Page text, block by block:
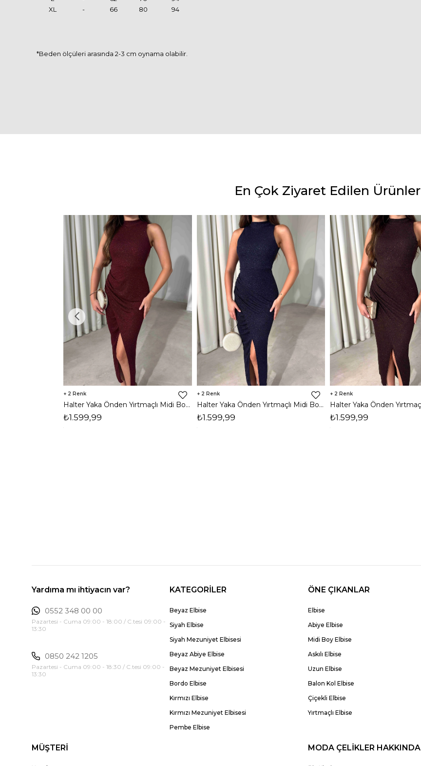
XL
- 66 80 94
*Beden ölçüleri arasında 2-3 cm oynama olabilir.
En Çok Ziyaret Edilen Ürünler
2
Halter Yaka Önden Yırtmaçlı Midi Boy Bordo Hasre Kadın Elbise 26Y502
₺1.599,99
2
Halter Yaka Önden Yırtmaçlı Midi Boy Lacivert Hasre Kadın Elbise 26Y502
₺1.599,99
2
₺1.599,99
Yardıma mı ihtiyacın var?
0552 348 00 00
Pazartesi - Cuma 09:00 - 18:00 / C.tesi 09:00 -
13:30
0850 242 1205
Pazartesi - Cuma 09:00 - 18:30 / C.tesi 09:00 -
13:30
KATEGORİLER
Beyaz Elbise
Siyah Elbise
Siyah Mezuniyet Elbisesi
Beyaz Abiye Elbise
Beyaz Mezuniyet Elbisesi
Bordo Elbise
Kırmızı Elbise
Kırmızı Mezuniyet Elbisesi
Pembe Elbise
ÖNE ÇIKANLAR
Elbise
Abiye Elbise
Midi Boy Elbise
Askılı Elbise
Uzun Elbise
Balon Kol Elbise
Çiçekli Elbise
Yırtmaçlı Elbise
MÜŞTERİ MODA ÇELİKLER HAKKINDA